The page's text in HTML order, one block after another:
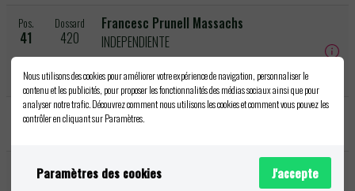
Pos.
41
Dossard
420
Francesc Prunell Massachs
INDEPENDIENTE
RUN
01:42:48
T. Officiel
01:42:48
Pos. Dossard
724
Aitor Martija
Dossard
463
Raul Arias Yañez
T. Officiel
Nous utilisons des cookies pour améliorer votre expérience de navigation, personnaliser le
contenu et les publicités, pour proposer les fonctionnalités des médias sociaux ainsi que pour
analyser notre trafic. Découvrez comment nous utilisons les cookies et comment vous pouvez les
contrôler en cliquant sur Paramètres.
Paramètres des cookies J'accepte